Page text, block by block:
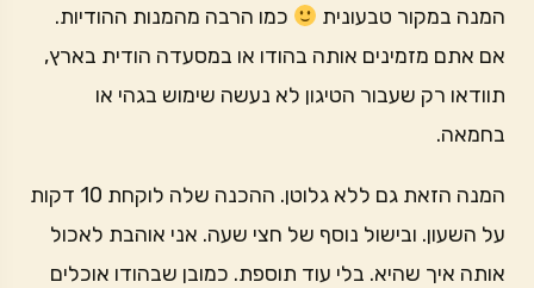
המנה במקור טבעונית
כמו הרבה מהמנות ההודיות.
אם אתם מזמינים אותה בהודו או במסעדה הודית בארץ,
תוודאו רק שעבור הטיגון לא נעשה שימוש בגהי או
בחמאה.
המנה הזאת גם ללא גלוטן. ההכנה שלה לוקחת 10 דקות
על השעון. ובישול נוסף של חצי שעה. אני אוהבת לאכול
אותה איך שהיא. בלי עוד תוספת. כמובן שבהודו אוכלים